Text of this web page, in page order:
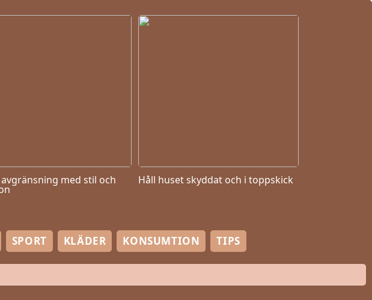
med stil och Håll huset skyddat och i toppskick
SPORT KLÄDER KONSUMTION TIPS